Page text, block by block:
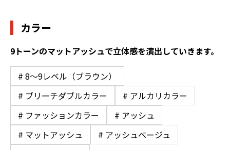
カラー
9トーンのマットアッシュで立体感を演出していきます。
# 8〜9レベル（ブラウン）
# ブリーチダブルカラー
# アルカリカラー
# ファッションカラー
# アッシュ
# マットアッシュ
# アッシュベージュ